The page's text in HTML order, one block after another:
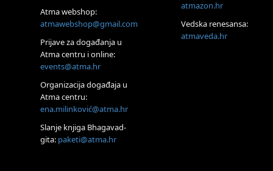
Visoko
Alemka Dauskardt – Jednodnevna radionica sistemskih
konstelacija
Zagreb
HOD PO ŽERAVICI – Seminar koji mijenja tijelo, duh i um
SoulFest – Festival glazbe, mudrosti i zajedništva
Zagreb
Access BARS® edukacija otpusti stres
Atma webshop:
atmawebshop@gmail.com
Prijave za događanja u
Atma centru i online:
events@atma.hr
Organizacija događaja u
Atma centru:
ena.milinković@atma.hr
Slanje knjiga Bhagavad-
gita: paketi@atma.hr
atmazon.hr
Vedska renesansa:
atmaveda.hr